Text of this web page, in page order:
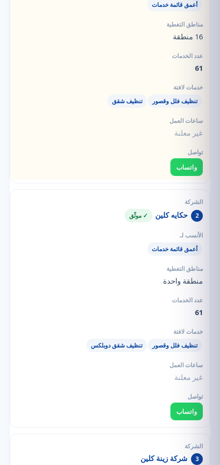
أعمق قائمة خدمات
16 منطقة
61
تنظيف فلل وقصور تنظيف شقق
غير معلنة
واتساب
2 حكايه كلين ✓ موثّق
أعمق قائمة خدمات
منطقة واحدة
61
تنظيف فلل وقصور تنظيف شقق دوبلكس
غير معلنة
واتساب
3 شركة زينة كلين